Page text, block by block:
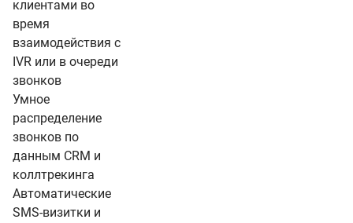
клиентами во
время
взаимодействия с
IVR или в очереди
звонков
Умное
распределение
звонков по
данным CRM и
коллтрекинга
Автоматические
SMS-визитки и